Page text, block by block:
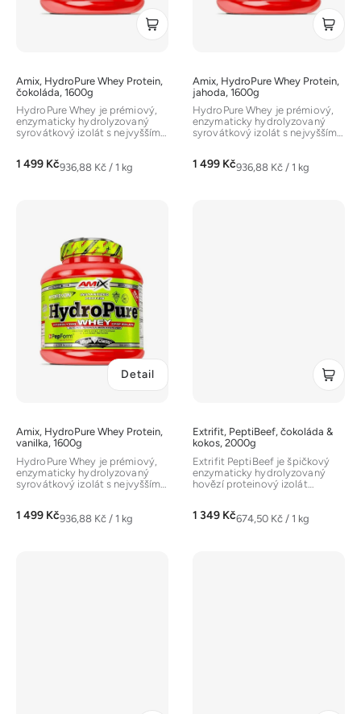
ůAmix, HydroPure Whey Protein,
čokoláda, 1600g
1 499 KčMěrná
936,88 Kč / 1 kg
HydroPure Whey je prémiový,
enzymaticky hydrolyzovaný
syrovátkový izolát s nejvyšším
Amix, HydroPure Whey Protein,
jahoda, 1600g
1 499 KčMěrná
936,88 Kč / 1 kg
HydroPure Whey je prémiový,
enzymaticky hydrolyzovaný
syrovátkový izolát s nejvyšším
Amix, HydroPure Whey Protein,
vanilka, 1600g
1 499 KčMěrná
936,88 Kč / 1 kg
Detail
HydroPure Whey je prémiový,
enzymaticky hydrolyzovaný
syrovátkový izolát s nejvyšším
Extrifit, PeptiBeef, čokoláda &
kokos, 2000g
1 349 KčMěrná
674,50 Kč / 1 kg
Extrifit PeptiBeef je špičkový
enzymaticky hydrolyzovaný
hovězí proteinový izolát